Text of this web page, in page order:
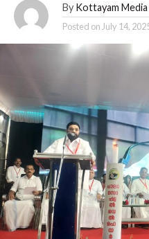
By Kottayam Media
Posted on July 14,